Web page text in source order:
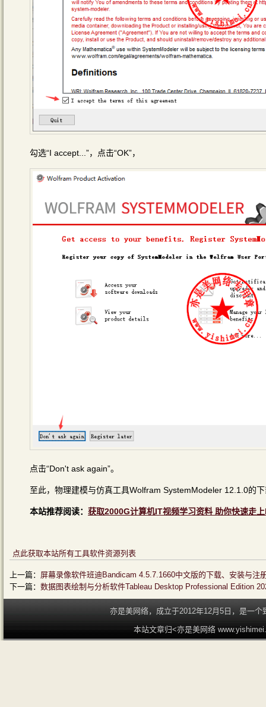
勾选“I accept...”，点击“OK”，
点击“Don't ask again”。
至此，物理建模与仿真工具Wolfram SystemModeler 12.1.0的
本站推荐阅读： 获取2000G计算机IT视频学习资料 助你快速走
点此获取本站所有工具软件资源列表
上一篇： 屏幕录像软件班迪Bandicam 4.5.7.1660中文版的下载、安装与注
下一篇： 数据图表绘制与分析软件Tableau Desktop Professional Edition
亦是美网络，成立于2012年12月5日，是一
本站文章归<亦是美网络